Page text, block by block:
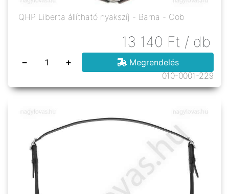
QHP Liberta állítható nyakszíj - Barna - Cob
13 140 Ft / db
− +
Megrendelés
010-0001-229